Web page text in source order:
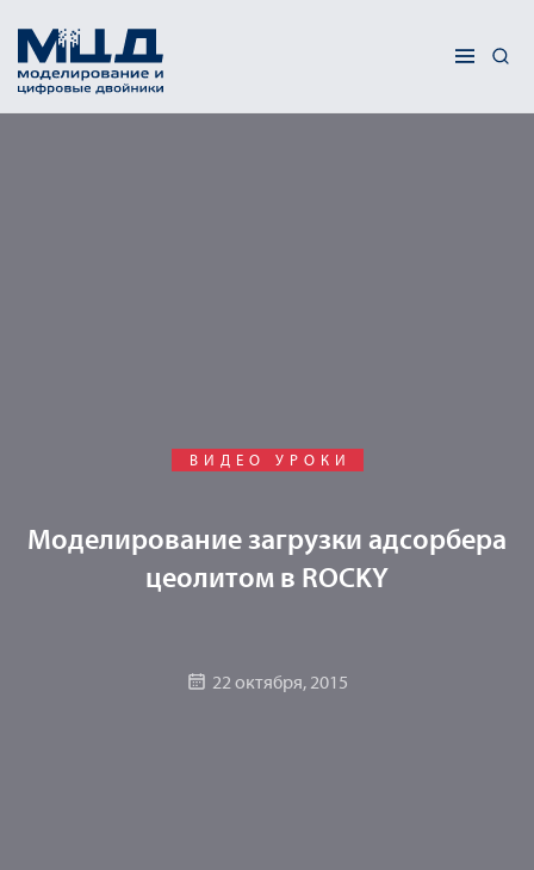
ВИДЕО УРОКИ
Моделирование загрузки адсорбера
цеолитом в ROCKY
22 октября, 2015